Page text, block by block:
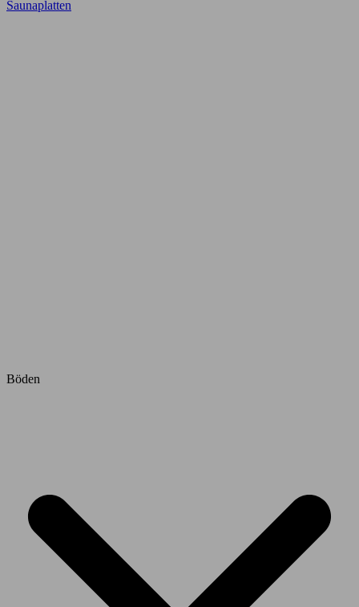
Saunaplatten
Böden